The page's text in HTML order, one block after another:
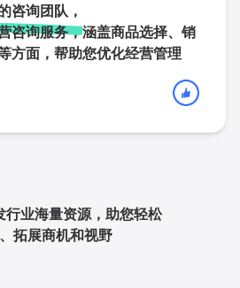
咨询团队，
咨询服务，涵盖商品选择、销
方面，帮助您优化经营管理
行业海量资源，助您轻松
拓展商机和视野